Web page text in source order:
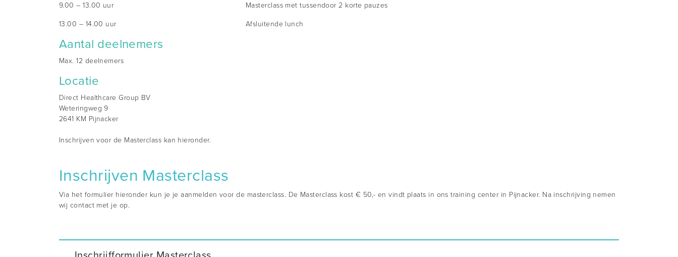
9.00 – 13.00 uur
13.00 – 14.00 uur
Masterclass met tussendoor 2 korte pauzes
Afsluitende lunch
Aantal deelnemers
Max. 12 deelnemers
Locatie
Direct Healthcare Group BV
Weteringweg 9
2641 KM Pijnacker
Inschrijven voor de Masterclass kan hieronder.
Inschrijven Masterclass
Via het formulier hieronder kun je je aanmelden voor de masterclass. De Masterclass kost € 50,- en vindt plaats in ons training center in Pijnacker. Na inschrijving nemen
wij contact met je op.